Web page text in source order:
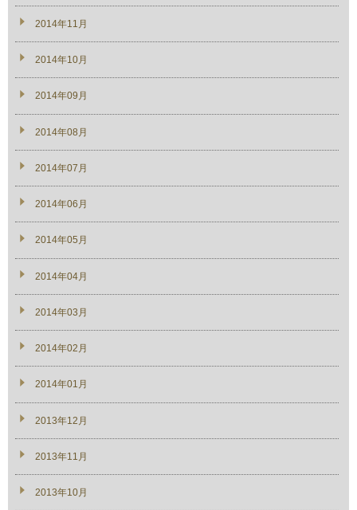
2014年11月
2014年10月
2014年09月
2014年08月
2014年07月
2014年06月
2014年05月
2014年04月
2014年03月
2014年02月
2014年01月
2013年12月
2013年11月
2013年10月